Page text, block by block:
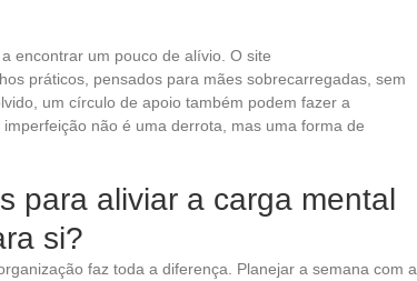
encontrar um pouco de alívio. O site
práticos, pensados para mães sobrecarregadas, sem
um círculo de apoio também podem fazer a
não é uma derrota, mas uma forma de
para aliviar a carga mental
si?
faz toda a diferença. Planejar a semana com a